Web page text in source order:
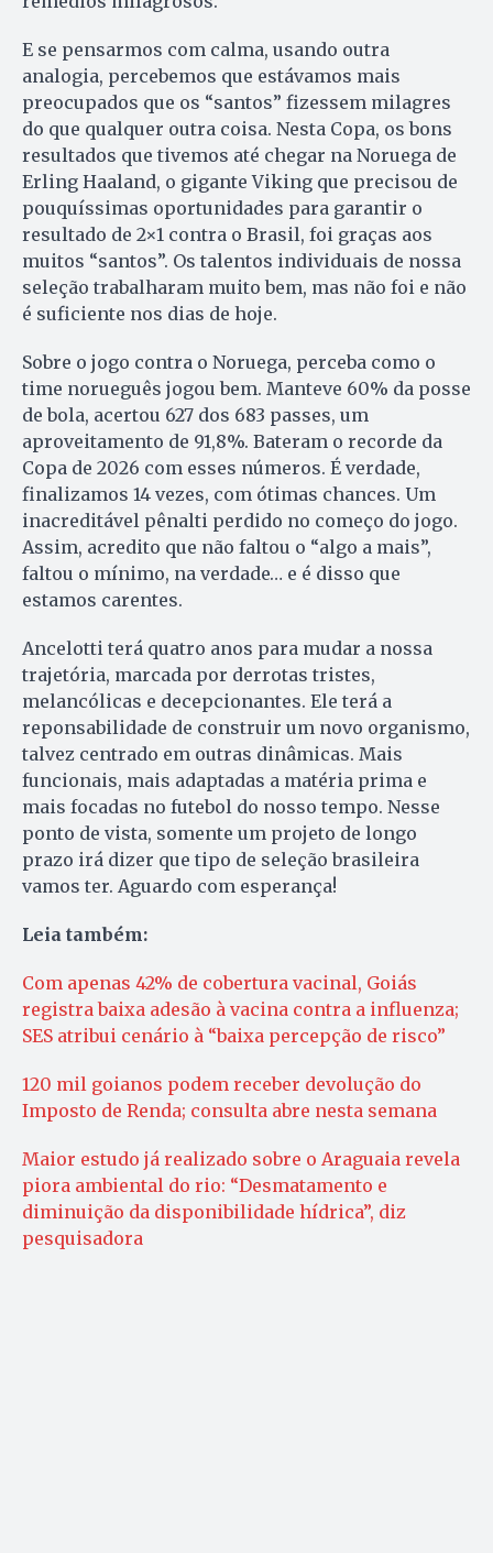
E se pensarmos com calma, usando outra
analogia, percebemos que estávamos mais
preocupados que os “santos” fizessem milagres
do que qualquer outra coisa. Nesta Copa, os bons
resultados que tivemos até chegar na Noruega de
Erling Haaland, o gigante Viking que precisou de
pouquíssimas oportunidades para garantir o
resultado de 2×1 contra o Brasil, foi graças aos
muitos “santos”. Os talentos individuais de nossa
seleção trabalharam muito bem, mas não foi e não
é suficiente nos dias de hoje.
Sobre o jogo contra o Noruega, perceba como o
time norueguês jogou bem. Manteve 60% da posse
de bola, acertou 627 dos 683 passes, um
aproveitamento de 91,8%. Bateram o recorde da
Copa de 2026 com esses números. É verdade,
finalizamos 14 vezes, com ótimas chances. Um
inacreditável pênalti perdido no começo do jogo.
Assim, acredito que não faltou o “algo a mais”,
faltou o mínimo, na verdade… e é disso que
estamos carentes.
Ancelotti terá quatro anos para mudar a nossa
trajetória, marcada por derrotas tristes,
melancólicas e decepcionantes. Ele terá a
reponsabilidade de construir um novo organismo,
talvez centrado em outras dinâmicas. Mais
funcionais, mais adaptadas a matéria prima e
mais focadas no futebol do nosso tempo. Nesse
ponto de vista, somente um projeto de longo
prazo irá dizer que tipo de seleção brasileira
vamos ter. Aguardo com esperança!
Leia também:
Com apenas 42% de cobertura vacinal, Goiás
registra baixa adesão à vacina contra a influenza;
SES atribui cenário à “baixa percepção de risco”
120 mil goianos podem receber devolução do
Imposto de Renda; consulta abre nesta semana
Maior estudo já realizado sobre o Araguaia revela
piora ambiental do rio: “Desmatamento e
diminuição da disponibilidade hídrica”, diz
pesquisadora